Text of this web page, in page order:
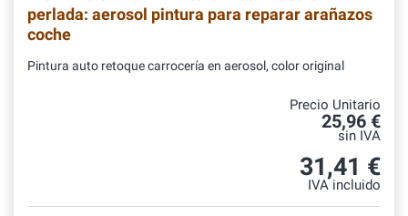
perlada: aerosol pintura para reparar arañazos
coche
Pintura auto retoque carrocería en aerosol, color original
Precio Unitario
25,96 €
sin IVA
31,41 €
IVA incluido